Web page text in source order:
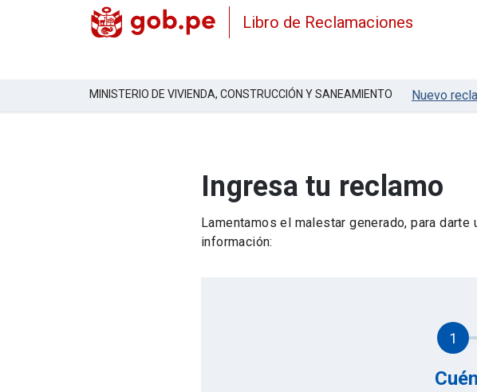
Libro de Reclamaciones
MINISTERIO DE VIVIENDA, CONSTRUCCIÓN Y SANEAMIENTO Nuevo
Ingresa tu reclamo
Lamentamos el malestar generado, para
información:
1